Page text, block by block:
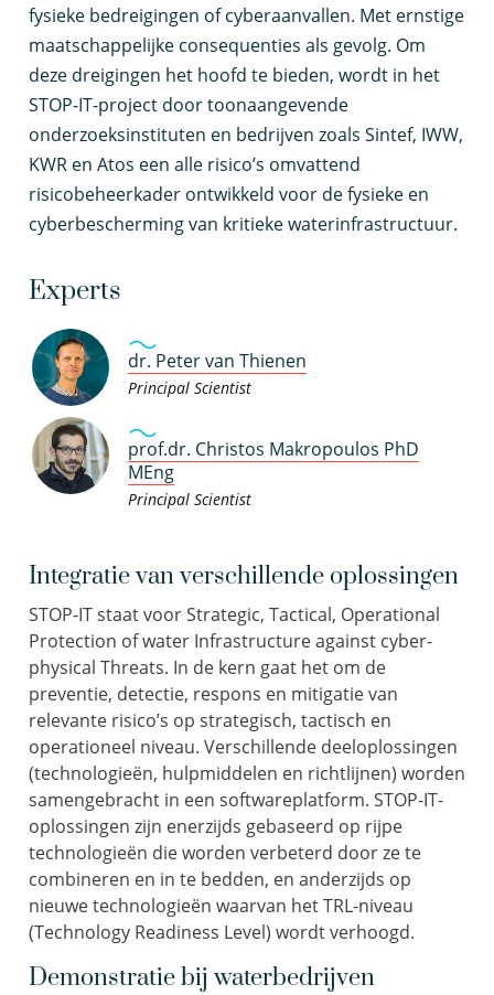
fysieke bedreigingen of cyberaanvallen. Met ernstige
maatschappelijke consequenties als gevolg. Om
deze dreigingen het hoofd te bieden, wordt in het
STOP-IT-project door toonaangevende
onderzoeksinstituten en bedrijven zoals Sintef, IWW,
KWR en Atos een alle risico’s omvattend
risicobeheerkader ontwikkeld voor de fysieke en
cyberbescherming van kritieke waterinfrastructuur.
Experts
dr. Peter van Thienen
Principal Scientist
prof.dr. Christos Makropoulos PhD
MEng
Principal Scientist
Integratie van verschillende oplossingen
STOP-IT staat voor Strategic, Tactical, Operational
Protection of water Infrastructure against cyber-
physical Threats. In de kern gaat het om de
preventie, detectie, respons en mitigatie van
relevante risico’s op strategisch, tactisch en
operationeel niveau. Verschillende deeloplossingen
(technologieën, hulpmiddelen en richtlijnen) worden
samengebracht in een softwareplatform. STOP-IT-
oplossingen zijn enerzijds gebaseerd op rijpe
technologieën die worden verbeterd door ze te
combineren en in te bedden, en anderzijds op
nieuwe technologieën waarvan het TRL-niveau
(Technology Readiness Level) wordt verhoogd.
Demonstratie bij waterbedrijven